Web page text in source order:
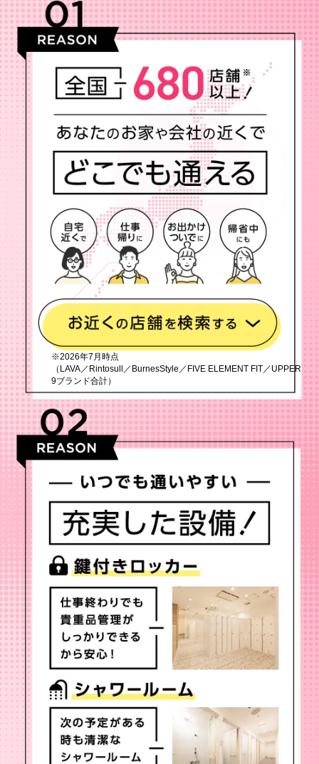
※2026年7月時点
（LAVA／Rintosull／BurnesStyle／FIVE ELEMENT FIT／UPPER
9ブランド合計）